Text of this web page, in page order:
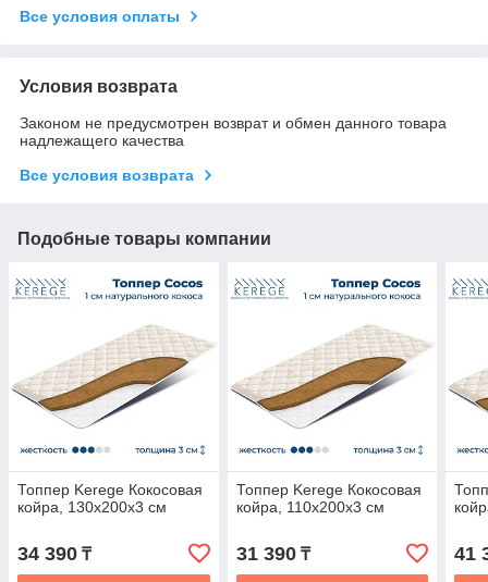
Все условия оплаты
Условия возврата
Законом не предусмотрен возврат и обмен данного товара
надлежащего качества
Все условия возврата
Подобные товары компании
Топпер Kerege Кокосовая
койра, 130x200x3 см
34 390 ₸
Топпер Kerege Кокосовая
койра, 110x200x3 см
31 390₸ 41